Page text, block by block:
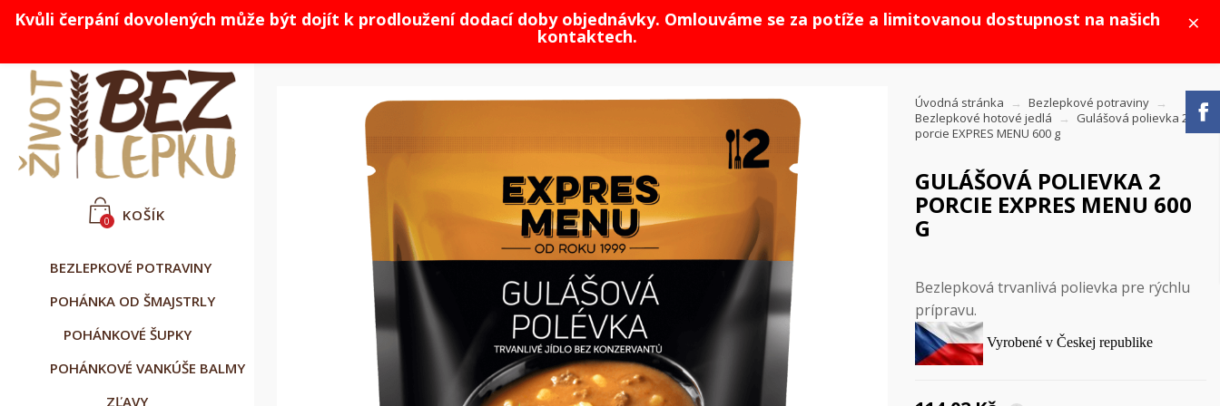
×
Kvůli čerpání dovolených může být dojít k prodloužení dodací doby objednávky. Omlouváme se za potíže a limitovanou dostupnost na našich
kontaktech.
KOŠÍK
0
BEZLEPKOVÉ POTRAVINY
POHÁNKA OD ŠMAJSTRLY
POHÁNKOVÉ ŠUPKY
POHÁNKOVÉ VANKÚŠE BALMY
ZĽAVY
Úvodná stránka
Bezlepkové potraviny
Bezlepkové hotové jedlá
Gulášová polievka 2
porcie EXPRES MENU 600 g
GULÁŠOVÁ POLIEVKA 2
PORCIE EXPRES MENU 600
G
Bezlepková trvanlivá polievka pre rýchlu
prípravu.
Vyrobené v Českej republike